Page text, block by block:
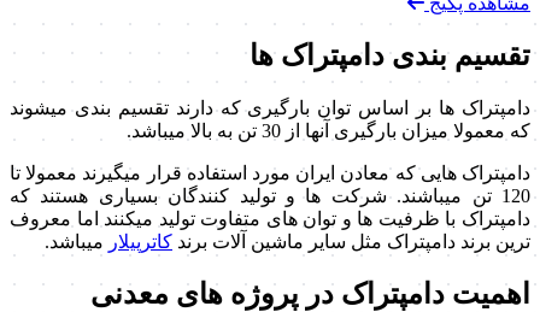
تقسیم بندی دامپتراک ها
دامپتراک ها بر اساس توان بارگیری که دارند تقسیم بندی میشوند
که معمولا میزان بارگیری آنها از 30 تن به بالا میباشد.
دامپتراک هایی که معادن ایران مورد استفاده قرار میگیرند معمولا تا
120 تن میباشند. شرکت ها و تولید کنندگان بسیاری هستند که
دامپتراک با ظرفیت ها و توان های متفاوت تولید میکنند اما معروف
ترین برند دامپتراک مثل سایر ماشین آلات برند کاترپیلار میباشد.
اهمیت دامپتراک در پروژه های معدنی